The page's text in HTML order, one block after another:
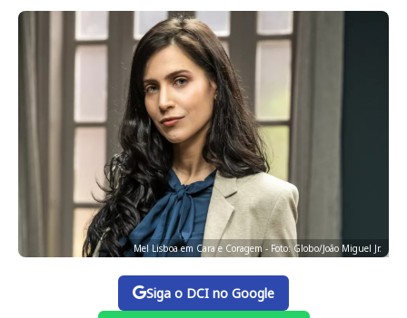
Mel Lisboa em Cara e Coragem - Foto: Globo/João Miguel Jr.
Siga o DCI no Google